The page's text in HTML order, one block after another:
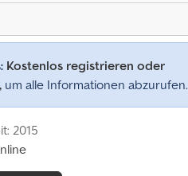
Kostenlos registrieren oder
um alle Informationen abzurufen.
2015